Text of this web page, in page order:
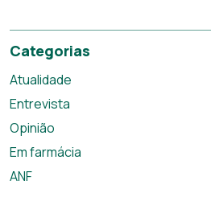
Categorias
Atualidade
Entrevista
Opinião
Em farmácia
ANF